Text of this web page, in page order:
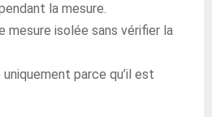
la mesure.
mesure isolée sans vérifier la
parce qu’il est